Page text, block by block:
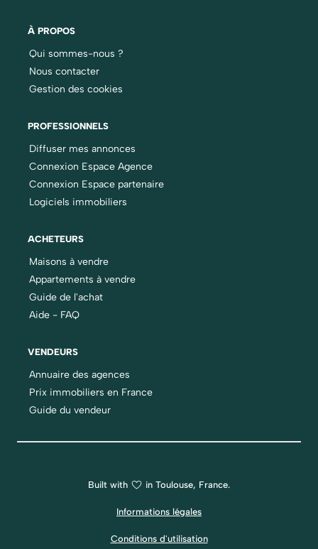
À PROPOS
Qui sommes-nous ?
Nous contacter
Gestion des cookies
PROFESSIONNELS
Diffuser mes annonces
Connexion Espace Agence
Connexion Espace partenaire
Logiciels immobiliers
ACHETEURS
Maisons à vendre
Appartements à vendre
Guide de l'achat
Aide - FAQ
VENDEURS
Annuaire des agences
Prix immobiliers en France
Guide du vendeur
Built with in Toulouse, France.
Informations légales
Conditions d'utilisation